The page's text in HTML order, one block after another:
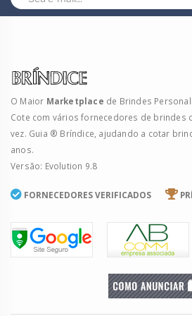
O Maior Marketplace de Brindes
Cote com vários fornecedores de brindes
vez. Guia ® Bríndice, ajudando a cotar
anos.
Versão: Evolution 9.8
FORNECEDORES VERIFICADOS